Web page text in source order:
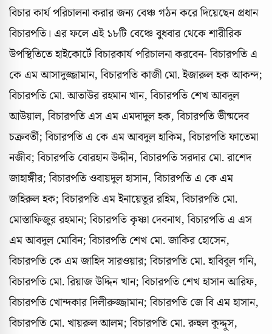
বিচার কার্য পরিচালনা করার জন্য বেঞ্চ গঠন করে দিয়েছেন প্রধান
বিচারপতি। এর ফলে এই ১৮টি বেঞ্চে বুধবার থেকে শারীরিক
উপস্থিতিতে হাইকোর্টে বিচারকার্য পরিচালনা করবেন- বিচারপতি এ
কে এম আসাদুজ্জামান, বিচারপতি কাজী মো. ইজারুল হক আকন্দ;
বিচারপতি মো. আতাউর রহমান খান, বিচারপতি শেখ আবদুল
আউয়াল, বিচারপতি এস এম এমদাদুল হক, বিচারপতি ভীষ্মদেব
চক্রবর্তী; বিচারপতি এ কে এম আবদুল হাকিম, বিচারপতি ফাতেমা
নজীব; বিচারপতি বোরহান উদ্দীন, বিচারপতি সরদার মো. রাশেদ
জাহাঙ্গীর; বিচারপতি ওবায়দুল হাসান, বিচারপতি এ কে এম
জহিরুল হক; বিচারপতি এম ইনায়েতুর রহিম, বিচারপতি মো.
মোস্তাফিজুর রহমান; বিচারপতি কৃষ্ণা দেবনাথ, বিচারপতি এ এস
এম আবদুল মোবিন; বিচারপতি শেখ মো. জাকির হোসেন,
বিচারপতি কে এম জাহিদ সারওয়ার; বিচারপতি মো. হাবিবুল গনি,
বিচারপতি মো. রিয়াজ উদ্দিন খান; বিচারপতি শেখ হাসান আরিফ,
বিচারপতি খোন্দকার দিলীরুজ্জামান; বিচারপতি জে বি এম হাসান,
বিচারপতি মো. খায়রুল আলম; বিচারপতি মো. রুহুল কুদ্দুস,